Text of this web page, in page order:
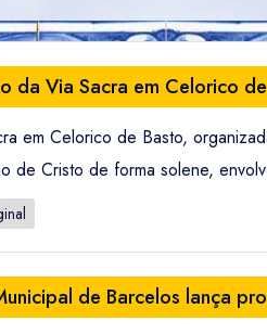
da Via Sacra em Celorico
em Celorico de Basto,
de Cristo de forma solene,
de Barcelos lança